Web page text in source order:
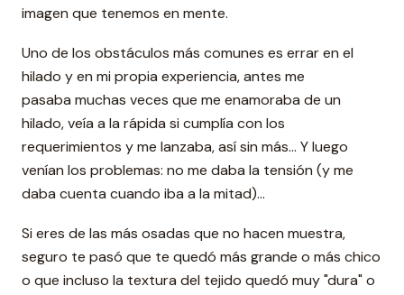
imagen que tenemos en mente.
Uno de los obstáculos más comunes es errar en el
hilado y en mi propia experiencia, antes me
pasaba muchas veces que me enamoraba de un
hilado, veía a la rápida si cumplía con los
requerimientos y me lanzaba, así sin más... Y luego
venían los problemas: no me daba la tensión (y me
daba cuenta cuando iba a la mitad)...
Si eres de las más osadas que no hacen muestra,
seguro te pasó que te quedó más grande o más chico
o que incluso la textura del tejido quedó muy "dura" o